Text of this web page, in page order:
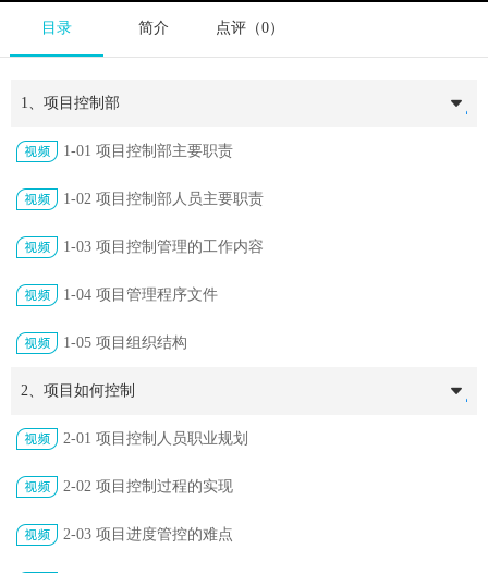
目录 简介 点评（0）
1、项目控制部
1-01 项目控制部主要职责
1-02 项目控制部人员主要职责
1-03 项目控制管理的工作内容
1-04 项目管理程序文件
1-05 项目组织结构
2、项目如何控制
2-01 项目控制人员职业规划
2-02 项目控制过程的实现
2-03 项目进度管控的难点